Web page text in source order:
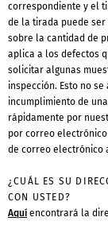
correspondiente y el
de la tirada puede
sobre la cantidad de
aplica a los defectos
solicitar algunas
inspección. Esto no
incumplimiento de
rápidamente por
por correo
de correo electrónico
¿CUÁL ES SU
CON USTED?
Aquí encontrará la